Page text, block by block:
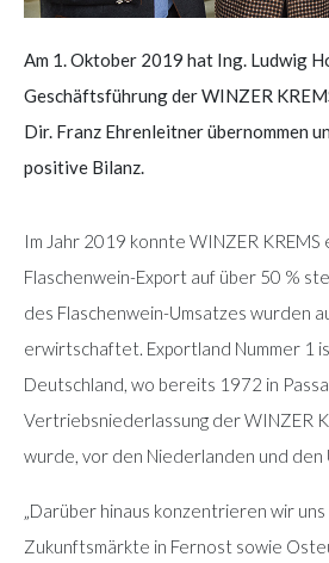
Am 1. Oktober 2019 hat Ing. Ludwig
Geschäftsführung der WINZER
Dir. Franz Ehrenleitner übernommen
positive Bilanz.
Im Jahr 2019 konnte WINZER KREMS
Flaschenwein-Export auf über 50 %
des Flaschenwein-Umsatzes wurden
erwirtschaftet. Exportland Nummer 1
Deutschland, wo bereits 1972 in
Vertriebsniederlassung der WINZER
wurde, vor den Niederlanden und den
„Darüber hinaus konzentrieren wir uns
Zukunftsmärkte in Fernost sowie